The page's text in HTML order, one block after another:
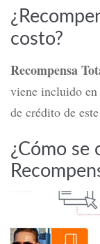
costo?
Recompensa
viene incluido en
de crédito de
¿Cómo se